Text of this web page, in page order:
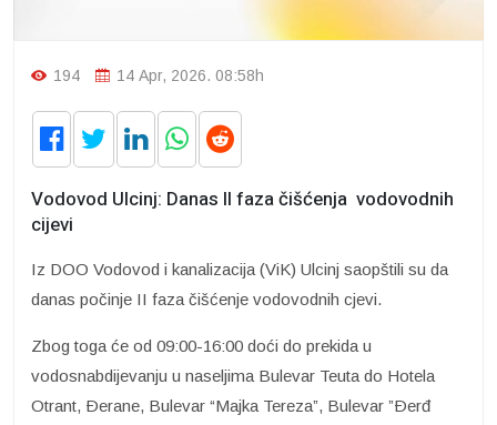
194 14 Apr, 2026. 08:58h
Vodovod Ulcinj: Danas II faza čišćenja vodovodnih
cijevi
Iz DOO Vodovod i kanalizacija (ViK) Ulcinj saopštili su da
danas počinje II faza čišćenje vodovodnih cjevi.
Zbog toga će od 09:00-16:00 doći do prekida u
vodosnabdijevanju u naseljima Bulevar Teuta do Hotela
Otrant, Ðerane, Bulevar “Majka Tereza”, Bulevar ”Ðerđ